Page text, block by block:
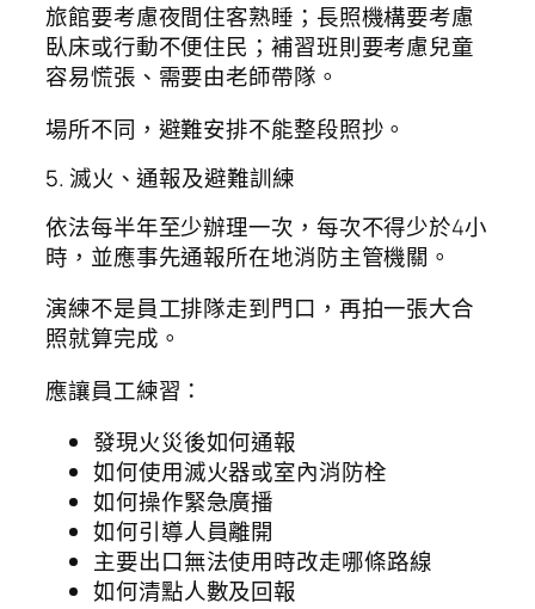
旅館要考慮夜間住客熟睡；長照機構要考慮
臥床或行動不便住民；補習班則要考慮兒童
容易慌張、需要由老師帶隊。
場所不同，避難安排不能整段照抄。
5. 滅火、通報及避難訓練
依法每半年至少辦理一次，每次不得少於4小
時，並應事先通報所在地消防主管機關。
演練不是員工排隊走到門口，再拍一張大合
照就算完成。
應讓員工練習：
發現火災後如何通報
如何使用滅火器或室內消防栓
如何操作緊急廣播
如何引導人員離開
主要出口無法使用時改走哪條路線
如何清點人數及回報